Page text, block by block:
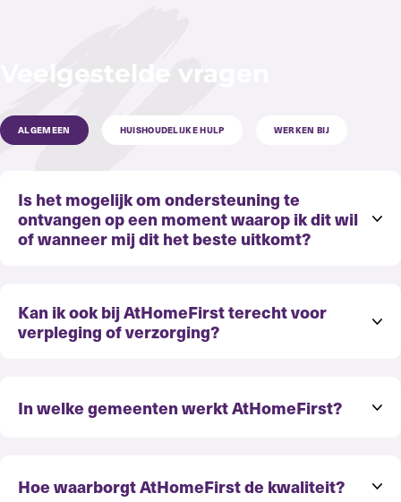
ALGEMEEN HUISHOUDELIJKE HULP WERKEN BIJ
Is het mogelijk om ondersteuning te
ontvangen op een moment waarop ik dit wil
of wanneer mij dit het beste uitkomt?
Kan ik ook bij AtHomeFirst terecht voor
verpleging of verzorging?
In welke gemeenten werkt AtHomeFirst?
Hoe waarborgt AtHomeFirst de kwaliteit?